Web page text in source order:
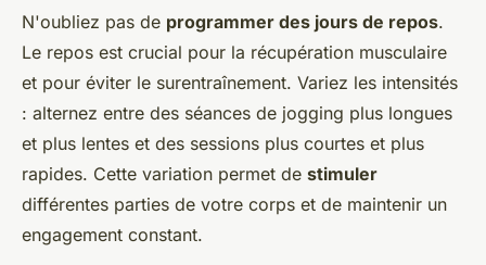
N'oubliez pas de programmer des jours de repos.
Le repos est crucial pour la récupération musculaire
et pour éviter le surentraînement. Variez les intensités
: alternez entre des séances de jogging plus longues
et plus lentes et des sessions plus courtes et plus
rapides. Cette variation permet de stimuler
différentes parties de votre corps et de maintenir un
engagement constant.